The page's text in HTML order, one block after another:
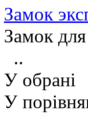
Замок
Замок
..
У обрані
У